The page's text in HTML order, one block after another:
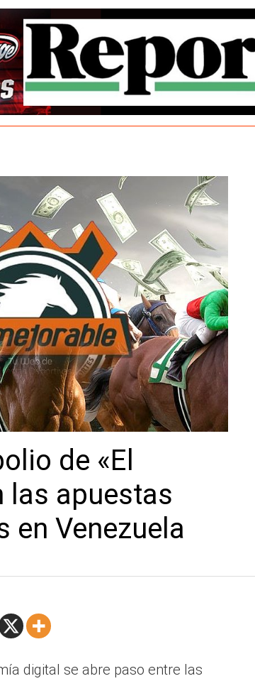
de «El
las apuestas
en Venezuela
digital se abre paso entre las